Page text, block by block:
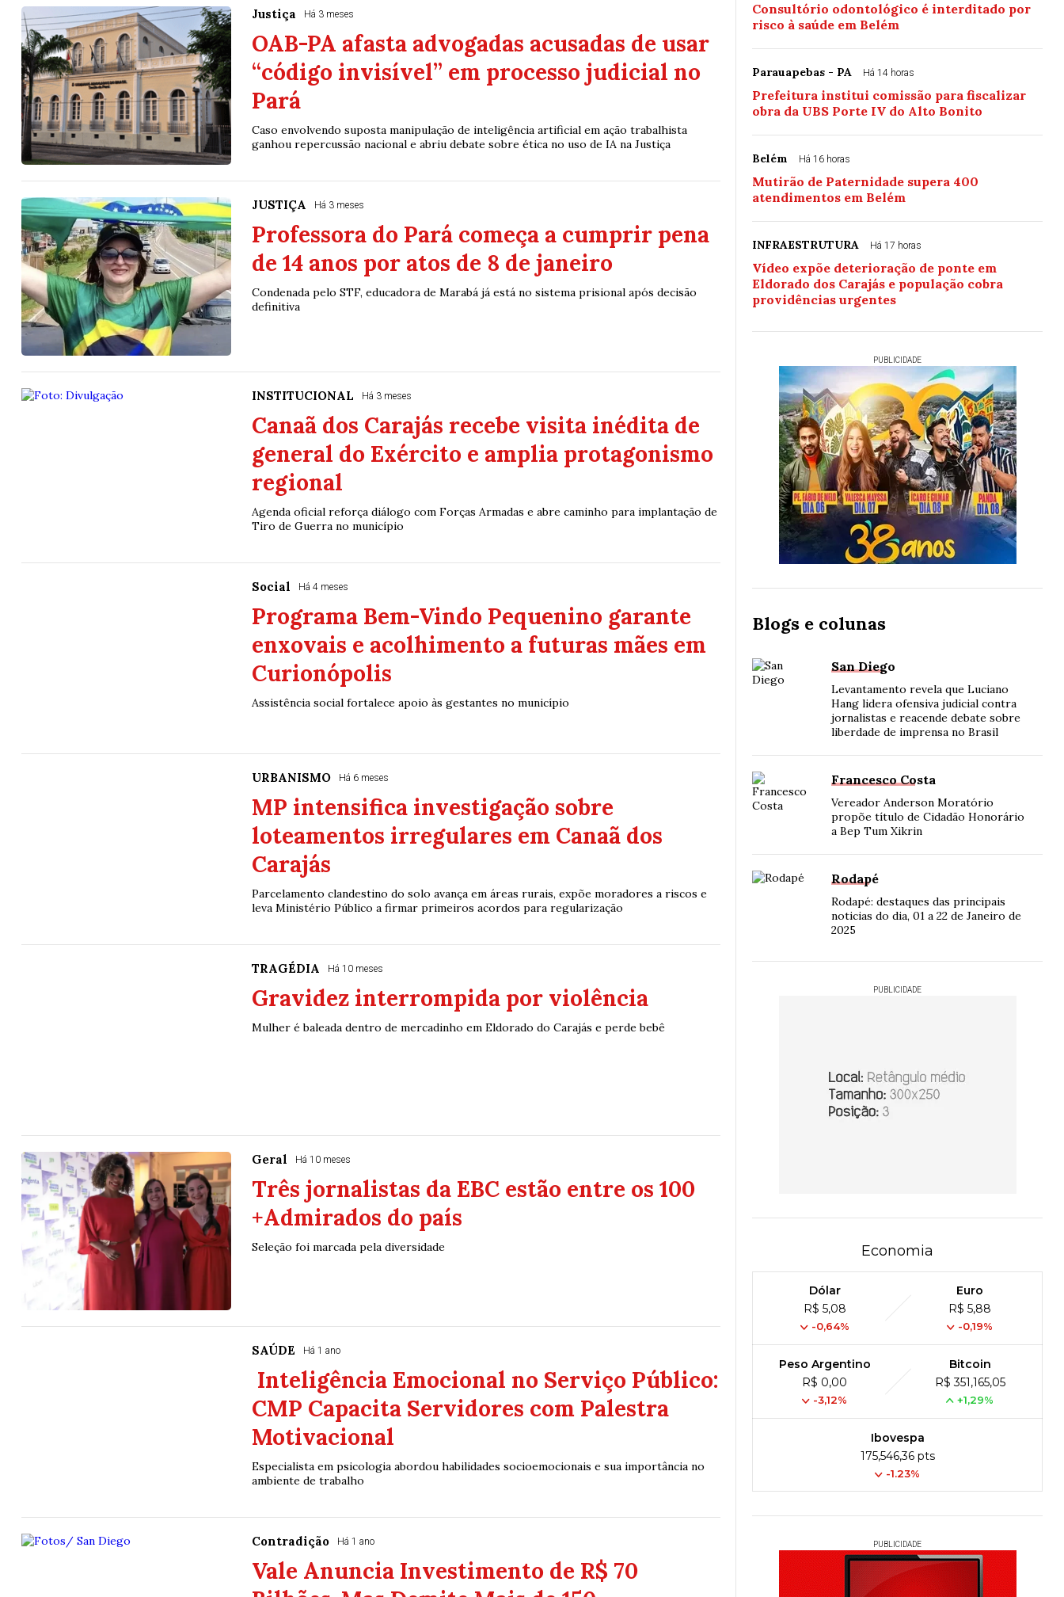
Justiça Há 3 meses
OAB-PA afasta advogadas acusadas de usar
“código invisível” em processo judicial no
Pará
Caso envolvendo suposta manipulação de inteligência artificial em ação trabalhista
ganhou repercussão nacional e abriu debate sobre ética no uso de IA na Justiça
JUSTIÇA Há 3 meses
Professora do Pará começa a cumprir pena
de 14 anos por atos de 8 de janeiro
Condenada pelo STF, educadora de Marabá já está no sistema prisional após decisão
definitiva
INSTITUCIONAL Há 3 meses
Canaã dos Carajás recebe visita inédita de
general do Exército e amplia protagonismo
regional
Agenda oficial reforça diálogo com Forças Armadas e abre caminho para implantação de
Tiro de Guerra no município
Social Há 4 meses
Programa Bem-Vindo Pequenino garante
enxovais e acolhimento a futuras mães em
Curionópolis
Assistência social fortalece apoio às gestantes no município
URBANISMO Há 6 meses
MP intensifica investigação sobre
loteamentos irregulares em Canaã dos
Carajás
Parcelamento clandestino do solo avança em áreas rurais, expõe moradores a riscos e
leva Ministério Público a firmar primeiros acordos para regularização
TRAGÉDIA Há 10 meses
Gravidez interrompida por violência
Mulher é baleada dentro de mercadinho em Eldorado do Carajás e perde bebê
Geral Há 10 meses
Três jornalistas da EBC estão entre os 100
+Admirados do país
Seleção foi marcada pela diversidade
SAÚDE Há 1 ano
Inteligência Emocional no Serviço Público:
CMP Capacita Servidores com Palestra
Motivacional
Especialista em psicologia abordou habilidades socioemocionais e sua importância no
ambiente de trabalho
Contradição Há 1 ano
Vale Anuncia Investimento de R$ 70
Consultório odontológico é interditado por
risco à saúde em Belém
Parauapebas - PA Há 14 horas
Prefeitura institui comissão para fiscalizar
obra da UBS Porte IV do Alto Bonito
Belém Há 16 horas
Mutirão de Paternidade supera 400
atendimentos em Belém
INFRAESTRUTURA Há 17 horas
Vídeo expõe deterioração de ponte em
Eldorado dos Carajás e população cobra
providências urgentes
PUBLICIDADE
Blogs e colunas
San Diego
Levantamento revela que Luciano
Hang lidera ofensiva judicial contra
jornalistas e reacende debate sobre
liberdade de imprensa no Brasil
Francesco Costa
Vereador Anderson Moratório
propõe título de Cidadão Honorário
a Bep Tum Xikrin
Rodapé
Rodapé: destaques das principais
noticias do dia, 01 a 22 de Janeiro de
2025
PUBLICIDADE
Economia
Dólar
R$ 5,08
-0,64%
Euro
R$ 5,88
-0,19%
Peso Argentino
R$ 0,00
-3,12%
Bitcoin
R$ 351,165,05
+1,29%
Ibovespa
175,546,36 pts
-1.23%
PUBLICIDADE